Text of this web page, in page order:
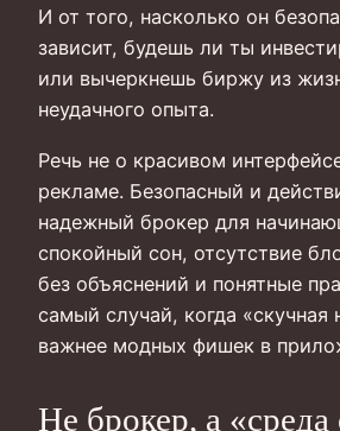
И от того, насколько он
зависит, будешь ли ты
или вычеркнешь биржу из
неудачного опыта.
Речь не о красивом
рекламе. Безопасный и
надежный брокер для
спокойный сон, отсутствие
без объяснений и понятные
самый случай, когда «скучная
важнее модных фишек в
Не брокер, а «среда